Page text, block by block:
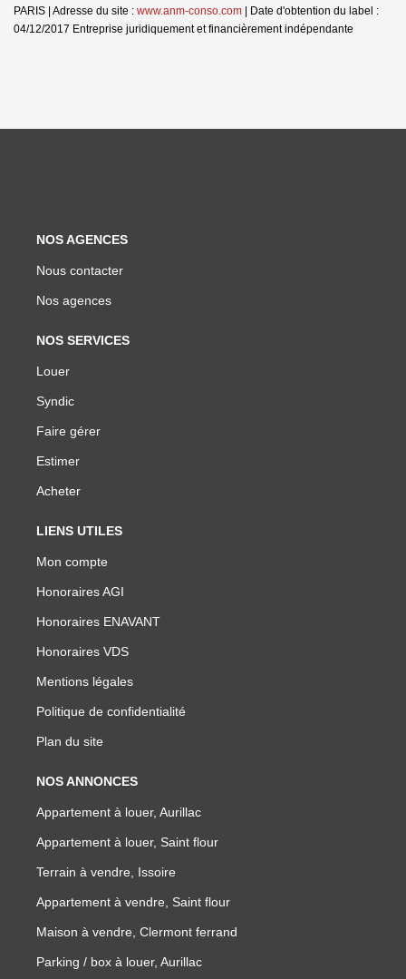
PARIS | Adresse du site : www.anm-conso.com | Date d'obtention du label :
04/12/2017 Entreprise juridiquement et financièrement indépendante
NOS AGENCES
Nous contacter
Nos agences
NOS SERVICES
Louer
Syndic
Faire gérer
Estimer
Acheter
LIENS UTILES
Mon compte
Honoraires AGI
Honoraires ENAVANT
Honoraires VDS
Mentions légales
Politique de confidentialité
Plan du site
NOS ANNONCES
Appartement à louer, Aurillac
Appartement à louer, Saint flour
Terrain à vendre, Issoire
Appartement à vendre, Saint flour
Maison à vendre, Clermont ferrand
Parking / box à louer, Aurillac